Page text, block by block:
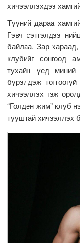
хичээллэхдээ
Түүний дараа
Гэвч сэтгэлдээ
байлаа. Зар
клубийг сонгоод
тухайн үед
бүрэлдэж
хичээллэх гэж
“Голден жим” клуб
тууштай хичээллэх